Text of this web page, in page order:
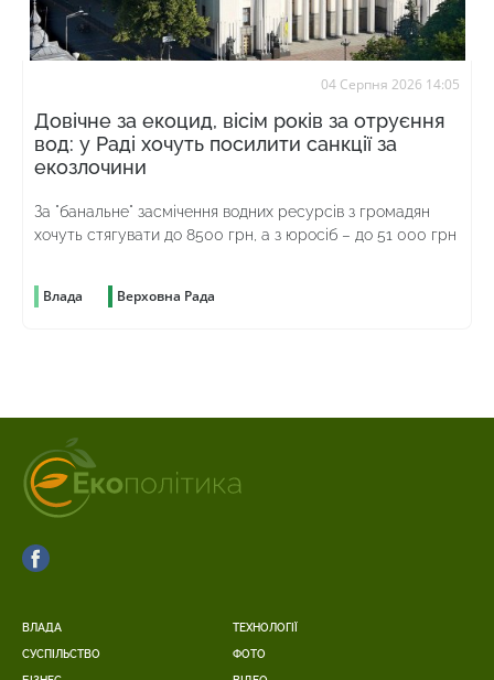
04 Серпня 2026 14:05
Довічне за екоцид, вісім років за отруєння
вод: у Раді хочуть посилити санкції за
екозлочини
За "банальне" засмічення водних ресурсів з громадян
хочуть стягувати до 8500 грн, а з юросіб – до 51 000 грн
Влада Верховна Рада
ВЛАДА
СУСПІЛЬСТВО
ТЕХНОЛОГІЇ
ФОТО